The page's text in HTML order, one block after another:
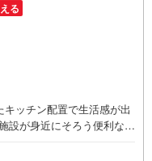
る
ッチン配置で生活感が出
設が身近にそろう便利な住
買い物施設充実！・「ス